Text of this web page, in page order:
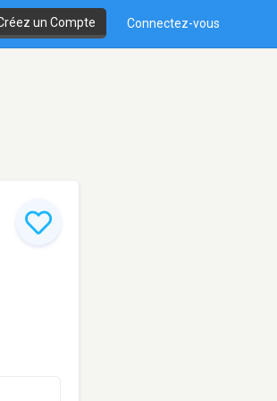
un Compte Connectez-vous